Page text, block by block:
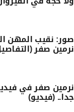
صور: نقيب المهن
نرمين صفر
نرمين صفر في
جدا.. (فيديو)